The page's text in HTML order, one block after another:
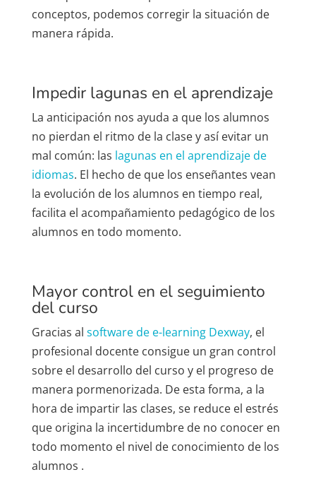
conceptos, podemos corregir la situación de
manera rápida.
Impedir lagunas en el aprendizaje
La anticipación nos ayuda a que los alumnos
no pierdan el ritmo de la clase y así evitar un
mal común: las lagunas en el aprendizaje de
idiomas. El hecho de que los enseñantes vean
la evolución de los alumnos en tiempo real,
facilita el acompañamiento pedagógico de los
alumnos en todo momento.
Mayor control en el seguimiento
del curso
Gracias al software de e-learning Dexway, el
profesional docente consigue un gran control
sobre el desarrollo del curso y el progreso de
manera pormenorizada. De esta forma, a la
hora de impartir las clases, se reduce el estrés
que origina la incertidumbre de no conocer en
todo momento el nivel de conocimiento de los
alumnos .